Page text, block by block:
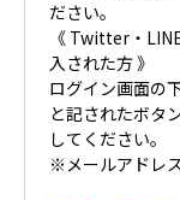
ださい。
《 Twitter・
入された方 》
ログイン画面の
と記されたボタ
してください。
※メールアドレ